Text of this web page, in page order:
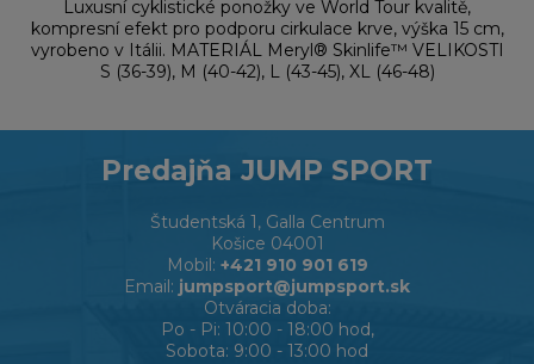
Luxusní cyklistické ponožky ve World Tour kvalitě,
kompresní efekt pro podporu cirkulace krve, výška 15 cm,
vyrobeno v Itálii. MATERIÁL Meryl® Skinlife™ VELIKOSTI
S (36-39), M (40-42), L (43-45), XL (46-48)
Predajňa JUMP SPORT
Študentská 1, Galla Centrum
Košice 04001
Mobil: +421 910 901 619
Email: jumpsport@jumpsport.sk
Otváracia doba:
Po - Pi: 10:00 - 18:00 hod,
Sobota: 9:00 - 13:00 hod